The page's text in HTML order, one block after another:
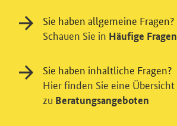
Sie haben allgemeine Fragen?
Schauen Sie in Häufige Fragen
Sie haben inhaltliche Fragen?
Hier finden Sie eine Übersicht
zu Beratungsangeboten